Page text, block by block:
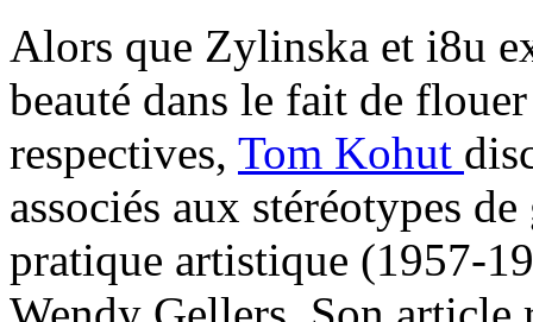
Alors que Zylinska et i8u
beauté dans le fait de
respectives, Tom Kohut
associés aux stéréotypes
pratique artistique (1957-